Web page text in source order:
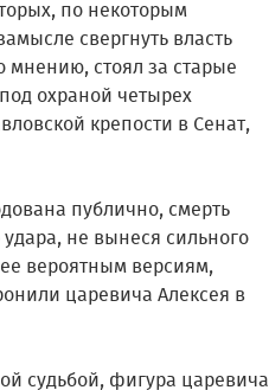
по некоторым
свергнуть власть
мнению, стоял за старые
охраной четырех
крепости в Сенат,
публично, смерть
не вынеся сильного
вероятным версиям,
царевича Алексея в
судьбой, фигура царевича